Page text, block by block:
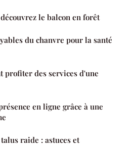
le balcon en forêt
du chanvre pour la santé
profiter des services d'une
en ligne grâce à une
raide : astuces et